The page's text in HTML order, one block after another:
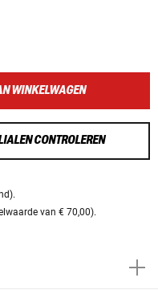
WINKELWAGEN
CONTROLEREN
van € 70,00).